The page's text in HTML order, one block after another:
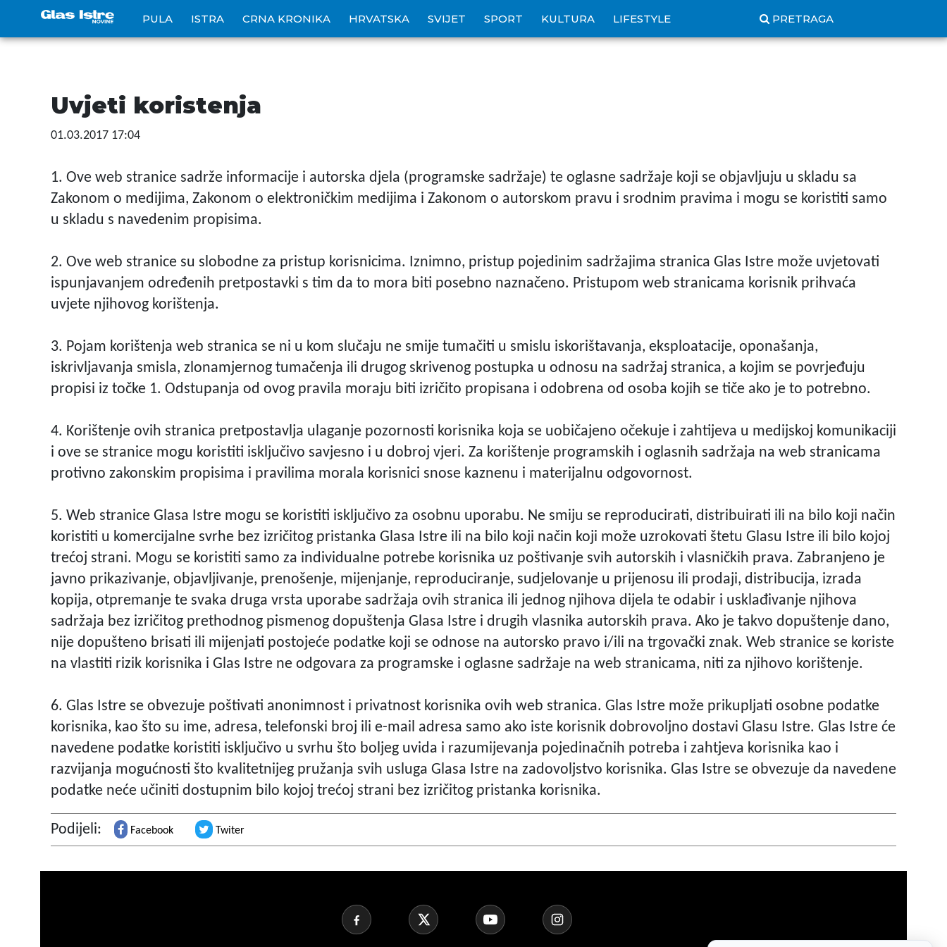
PULA ISTRA CRNA KRONIKA HRVATSKA SVIJET SPORT KULTURA LIFESTYLE PRETRAGA
Uvjeti koristenja
01.03.2017 17:04
1. Ove web stranice sadrže informacije i autorska djela (programske sadržaje) te oglasne sadržaje koji se objavljuju u skladu sa
Zakonom o medijima, Zakonom o elektroničkim medijima i Zakonom o autorskom pravu i srodnim pravima i mogu se koristiti samo
u skladu s navedenim propisima.
2. Ove web stranice su slobodne za pristup korisnicima. Iznimno, pristup pojedinim sadržajima stranica Glas Istre može uvjetovati
ispunjavanjem određenih pretpostavki s tim da to mora biti posebno naznačeno. Pristupom web stranicama korisnik prihvaća
uvjete njihovog korištenja.
3. Pojam korištenja web stranica se ni u kom slučaju ne smije tumačiti u smislu iskorištavanja, eksploatacije, oponašanja,
iskrivljavanja smisla, zlonamjernog tumačenja ili drugog skrivenog postupka u odnosu na sadržaj stranica, a kojim se povrjeđuju
propisi iz točke 1. Odstupanja od ovog pravila moraju biti izričito propisana i odobrena od osoba kojih se tiče ako je to potrebno.
4. Korištenje ovih stranica pretpostavlja ulaganje pozornosti korisnika koja se uobičajeno očekuje i zahtijeva u medijskoj komunikaciji
i ove se stranice mogu koristiti isključivo savjesno i u dobroj vjeri. Za korištenje programskih i oglasnih sadržaja na web stranicama
protivno zakonskim propisima i pravilima morala korisnici snose kaznenu i materijalnu odgovornost.
5. Web stranice Glasa Istre mogu se koristiti isključivo za osobnu uporabu. Ne smiju se reproducirati, distribuirati ili na bilo koji način
koristiti u komercijalne svrhe bez izričitog pristanka Glasa Istre ili na bilo koji način koji može uzrokovati štetu Glasu Istre ili bilo kojoj
trećoj strani. Mogu se koristiti samo za individualne potrebe korisnika uz poštivanje svih autorskih i vlasničkih prava. Zabranjeno je
javno prikazivanje, objavljivanje, prenošenje, mijenjanje, reproduciranje, sudjelovanje u prijenosu ili prodaji, distribucija, izrada
kopija, otpremanje te svaka druga vrsta uporabe sadržaja ovih stranica ili jednog njihova dijela te odabir i usklađivanje njihova
sadržaja bez izričitog prethodnog pismenog dopuštenja Glasa Istre i drugih vlasnika autorskih prava. Ako je takvo dopuštenje dano,
nije dopušteno brisati ili mijenjati postojeće podatke koji se odnose na autorsko pravo i/ili na trgovački znak. Web stranice se koriste
na vlastiti rizik korisnika i Glas Istre ne odgovara za programske i oglasne sadržaje na web stranicama, niti za njihovo korištenje.
6. Glas Istre se obvezuje poštivati anonimnost i privatnost korisnika ovih web stranica. Glas Istre može prikupljati osobne podatke
korisnika, kao što su ime, adresa, telefonski broj ili e-mail adresa samo ako iste korisnik dobrovoljno dostavi Glasu Istre. Glas Istre će
navedene podatke koristiti isključivo u svrhu što boljeg uvida i razumijevanja pojedinačnih potreba i zahtjeva korisnika kao i
razvijanja mogućnosti što kvalitetnijeg pružanja svih usluga Glasa Istre na zadovoljstvo korisnika. Glas Istre se obvezuje da navedene
podatke neće učiniti dostupnim bilo kojoj trećoj strani bez izričitog pristanka korisnika.
Podijeli: Facebook Twiter